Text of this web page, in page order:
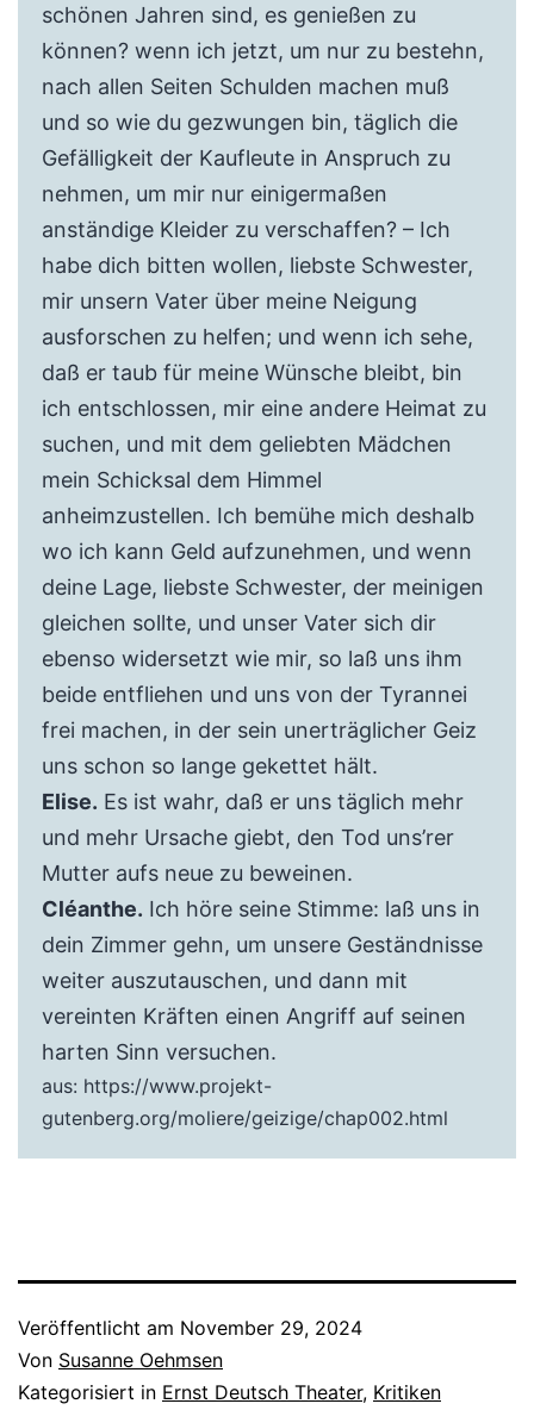
schönen Jahren sind, es genießen zu
können? wenn ich jetzt, um nur zu bestehn,
nach allen Seiten Schulden machen muß
und so wie du gezwungen bin, täglich die
Gefälligkeit der Kaufleute in Anspruch zu
nehmen, um mir nur einigermaßen
anständige Kleider zu verschaffen? – Ich
habe dich bitten wollen, liebste Schwester,
mir unsern Vater über meine Neigung
ausforschen zu helfen; und wenn ich sehe,
daß er taub für meine Wünsche bleibt, bin
ich entschlossen, mir eine andere Heimat zu
suchen, und mit dem geliebten Mädchen
mein Schicksal dem Himmel
anheimzustellen. Ich bemühe mich deshalb
wo ich kann Geld aufzunehmen, und wenn
deine Lage, liebste Schwester, der meinigen
gleichen sollte, und unser Vater sich dir
ebenso widersetzt wie mir, so laß uns ihm
beide entfliehen und uns von der Tyrannei
frei machen, in der sein unerträglicher Geiz
uns schon so lange gekettet hält.
Elise. Es ist wahr, daß er uns täglich mehr
und mehr Ursache giebt, den Tod uns’rer
Mutter aufs neue zu beweinen.
Cléanthe. Ich höre seine Stimme: laß uns in
dein Zimmer gehn, um unsere Geständnisse
weiter auszutauschen, und dann mit
vereinten Kräften einen Angriff auf seinen
harten Sinn versuchen.
aus: https://www.projekt-
gutenberg.org/moliere/geizige/chap002.html
Veröffentlicht am November 29, 2024
Von Susanne Oehmsen
Kategorisiert in Ernst Deutsch Theater, Kritiken